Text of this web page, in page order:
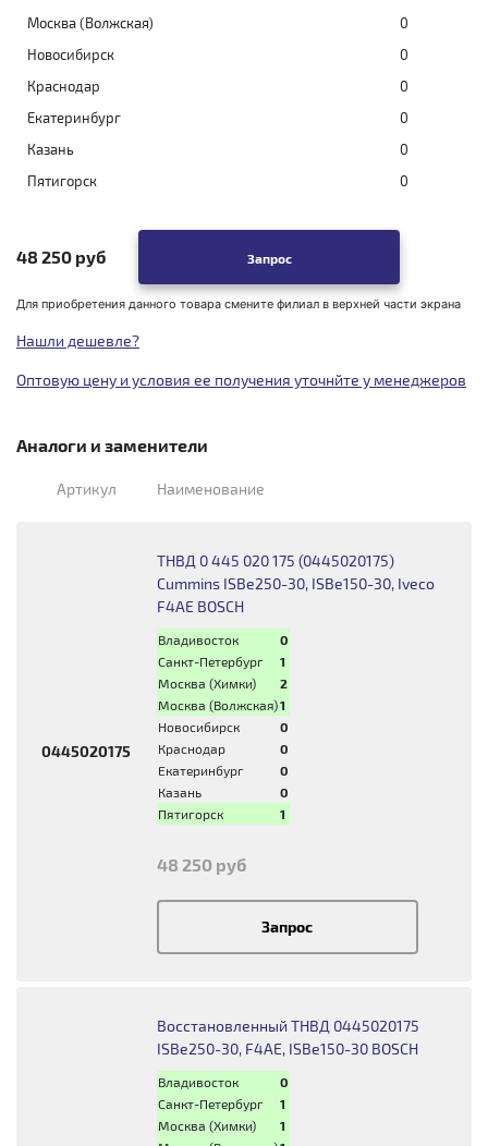
Москва (Волжская)
0
Новосибирск
0
Краснодар
0
Екатеринбург
0
Казань
0
Пятигорск
0
48 250 руб Запрос
Для приобретения данного товара смените филиал в верхней части экрана
Нашли дешевле?
Оптовую цену и условия ее получения уточнйте у менеджеров
Аналоги и заменители
Артикул Наименование
0445020175
ТНВД 0 445 020 175 (0445020175)
Cummins ISBe250-30, ISBe150-30, Iveco
F4AE BOSCH
Владивосток
0
Санкт-Петербург
1
Москва (Химки)
2
Москва (Волжская)1
Новосибирск
0
Краснодар
0
Екатеринбург
0
Казань
0
Пятигорск
1
48 250 руб
Запрос
Восстановленный ТНВД 0445020175
ISBe250-30, F4AE, ISBe150-30 BOSCH
Владивосток
0
Санкт-Петербург
1
Москва (Химки)
1